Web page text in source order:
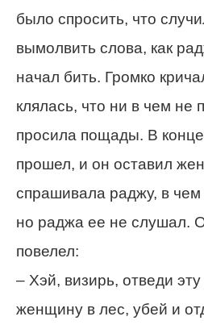
было спросить, что
вымолвить слова, как
начал бить. Громко
клялась, что ни в чем не
просила пощады. В
прошел, и он оставил
спрашивала раджу, в
но раджа ее не слушал.
повелел:
– Хэй, визирь, отведи
женщину в лес, убей и